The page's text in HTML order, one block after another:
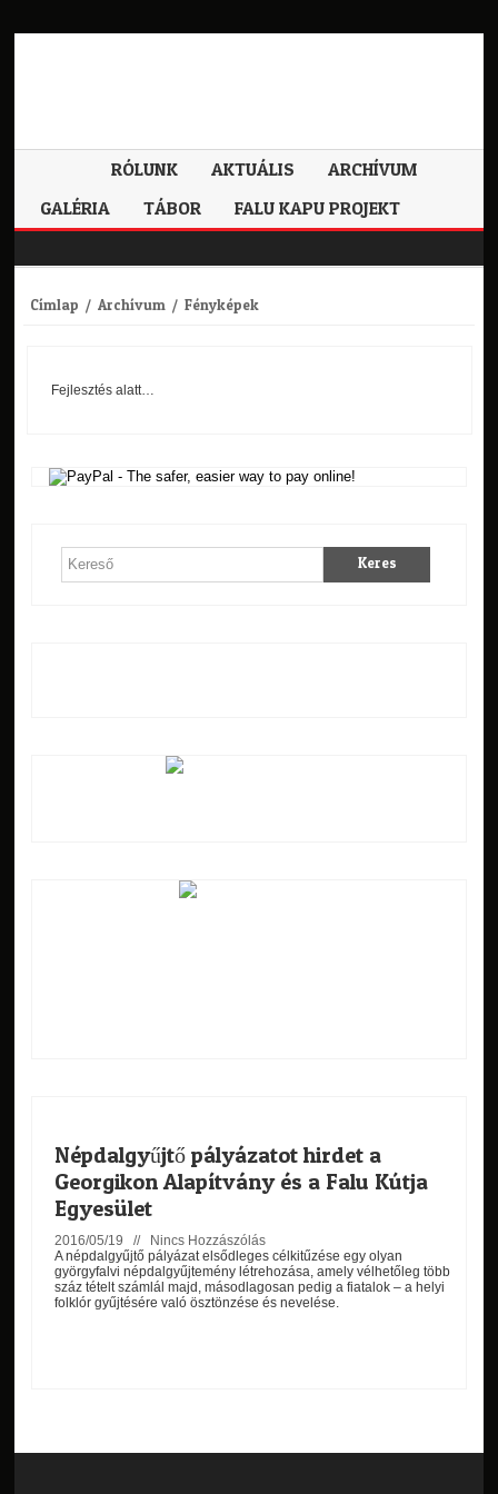
RÓLUNK AKTUÁLIS
ARCHÍVUM
GALÉRIA
TÁBOR FALU KAPU PROJEKT
Címlap /Archívum /Fényképek
Fejlesztés alatt…
Népdalgyűjtő pályázatot hirdet a
Georgikon Alapítvány és a Falu Kútja
Egyesület
2016/05/19 //
Nincs Hozzászólás
A népdalgyűjtő pályázat elsődleges célkitűzése egy olyan
györgyfalvi népdalgyűjtemény létrehozása, amely vélhetőleg több
száz tételt számlál majd, másodlagosan pedig a fiatalok – a helyi
folklór gyűjtésére való ösztönzése és nevelése.